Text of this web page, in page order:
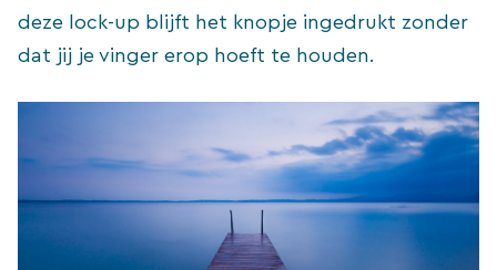
deze lock-up blijft het knopje ingedrukt zonder
dat jij je vinger erop hoeft te houden.